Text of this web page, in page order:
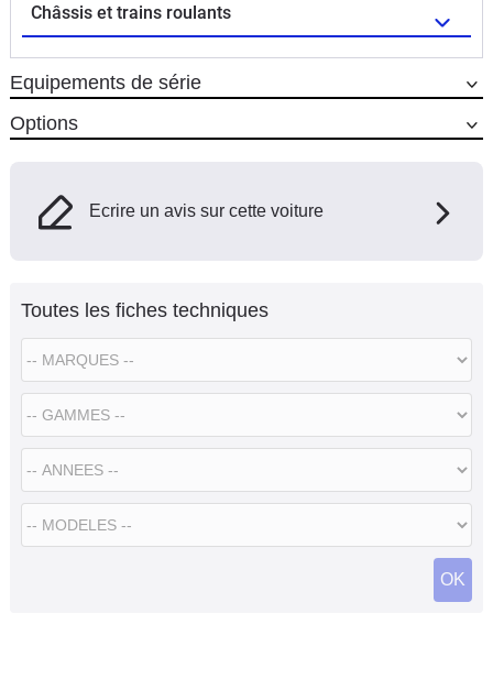
Châssis et trains roulants
Equipements de série
Options
Ecrire un avis sur cette voiture
Toutes les fiches techniques